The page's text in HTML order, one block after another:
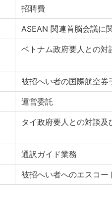
招聘費
ASEAN 関連首脳会議に
ベトナム政府要人との対
被招へい者の国際航空券
運営委託
タイ政府要人との対談及
通訳ガイド業務
被招へい者へのエスコー